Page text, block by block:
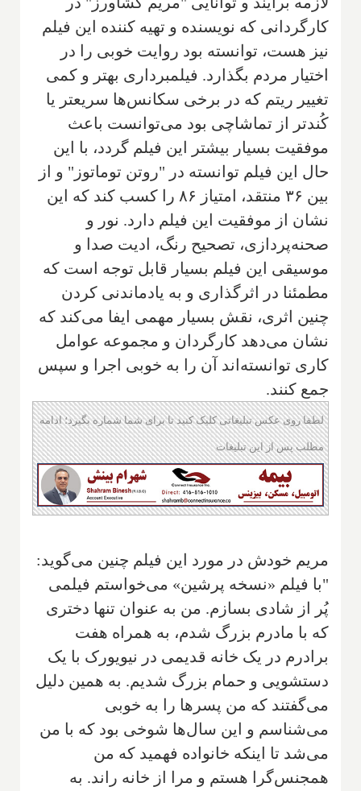
کارگردانی که نویسنده و تهیه کننده این فیلم
نیز هست، توانسته بود روایت خوبی را در
اختیار مردم بگذارد. فیلمبرداری بهتر و کمی
تغییر ریتم که در برخی سکانس‌ها سریعتر یا
کُندتر از تماشاچی بود می‌توانست باعث
موفقیت بسیار بیشتر این فیلم گردد، با این
حال این فیلم توانسته در "روتن توماتوز" و از
بین ۳۶ منتقد، امتیاز ۸۶ را کسب کند که این
نشان از موفقیت این فیلم دارد. نور و
صحنه‌پردازی، تصحیح رنگ، ادیت صدا و
موسیقی این فیلم بسیار قابل توجه است که
مطمئنا در اثرگذاری و به یادماندنی کردن
چنین اثری، نقش بسیار مهمی ایفا می‌کند که
نشان می‌دهد کارگردان و مجموعه عوامل
کاری توانسته‌اند آن را به خوبی اجرا و سپس
جمع کنند.
لطفا روی عکس تبلیغاتی کلیک کنید تا برای شما شماره بگیرد؛ ادامه
مطلب پس از این تبلیغات
مریم خودش در مورد این فیلم چنین می‌گوید:
"با فیلم «نسخه پرشین» می‌خواستم فیلمی
پُر از شادی بسازم. من به عنوان تنها دختری
که با مادرم بزرگ شدم، به همراه هفت
برادرم در یک خانه قدیمی در نیویورک با یک
دستشویی و حمام بزرگ شدیم. به همین دلیل
می‌گفتند که من پسرها را به خوبی
می‌شناسم و این سال‌ها شوخی بود که با من
می‌شد تا اینکه خانواده فهمید که من
همجنس‌گرا هستم و مرا از خانه راند. به